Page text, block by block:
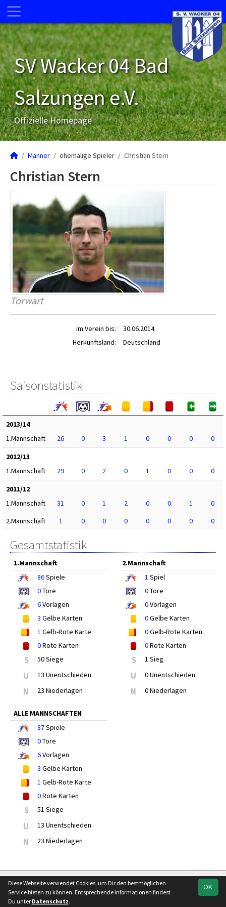
SV Wacker 04 Bad
Salzungen e.V.
Offizielle Homepage
Männer ehemalige Spieler Christian Stern
Christian Stern
Torwart
im Verein bis:
30.06.2014
Herkunftsland:
Deutschland
Saisonstatistik
2013/14
1.Mannschaft
26 0 3 1 0 0 0
0
2012/13
1.Mannschaft
29 0 2 0 1 0 0
0
2011/12
1.Mannschaft
31 0 1 2 0 0 1
0
2.Mannschaft
1 0 0 0 0 0 0 0
Gesamtstatistik
1.Mannschaft
86Spiele
0Tore
6Vorlagen
3 Gelbe Karten
1 Gelb-Rote Karte
0Rote Karten
S 50 Siege
U 13 Unentschieden
N 23 Niederlagen
2.Mannschaft
1 Spiel
0Tore
0Vorlagen
0Gelbe Karten
0Gelb-Rote Karten
0Rote Karten
S 1 Sieg
U 0 Unentschieden
N 0 Niederlagen
ALLE MANNSCHAFTEN
87Spiele
0Tore
6Vorlagen
3 Gelbe Karten
1 Gelb-Rote Karte
0Rote Karten
S 51 Siege
U 13 Unentschieden
N 23 Niederlagen
soccero.de
Besucherstatistik
OK
Diese Webseite verwendet Cookies, um Dir den bestmöglichen
Service bieten zu können. Entsprechende Informationen findest
Du unter Datenschutz.